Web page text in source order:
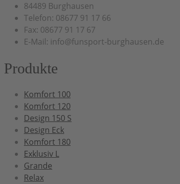
84489 Burghausen
Telefon: 08677 91 17 66
Fax: 08677 91 17 67
E-Mail: info@funsport-burghausen.de
Produkte
Komfort 100
Komfort 120
Design 150 S
Design Eck
Komfort 180
Exklusiv L
Grande
Relax